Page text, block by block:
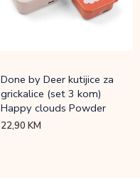
Done by Deer kutijice za
grickalice (set 3 kom)
Happy clouds Powder
22,90KM